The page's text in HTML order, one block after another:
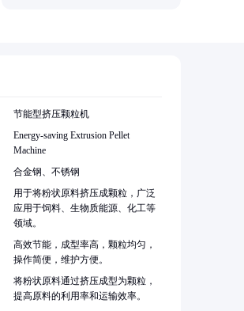
节能型挤压颗粒机
Energy-saving Extrusion Pellet
Machine
合金钢、不锈钢
用于将粉状原料挤压成颗粒，广泛
应用于饲料、生物质能源、化工等
领域。
高效节能，成型率高，颗粒均匀，
操作简便，维护方便。
将粉状原料通过挤压成型为颗粒，
提高原料的利用率和运输效率。